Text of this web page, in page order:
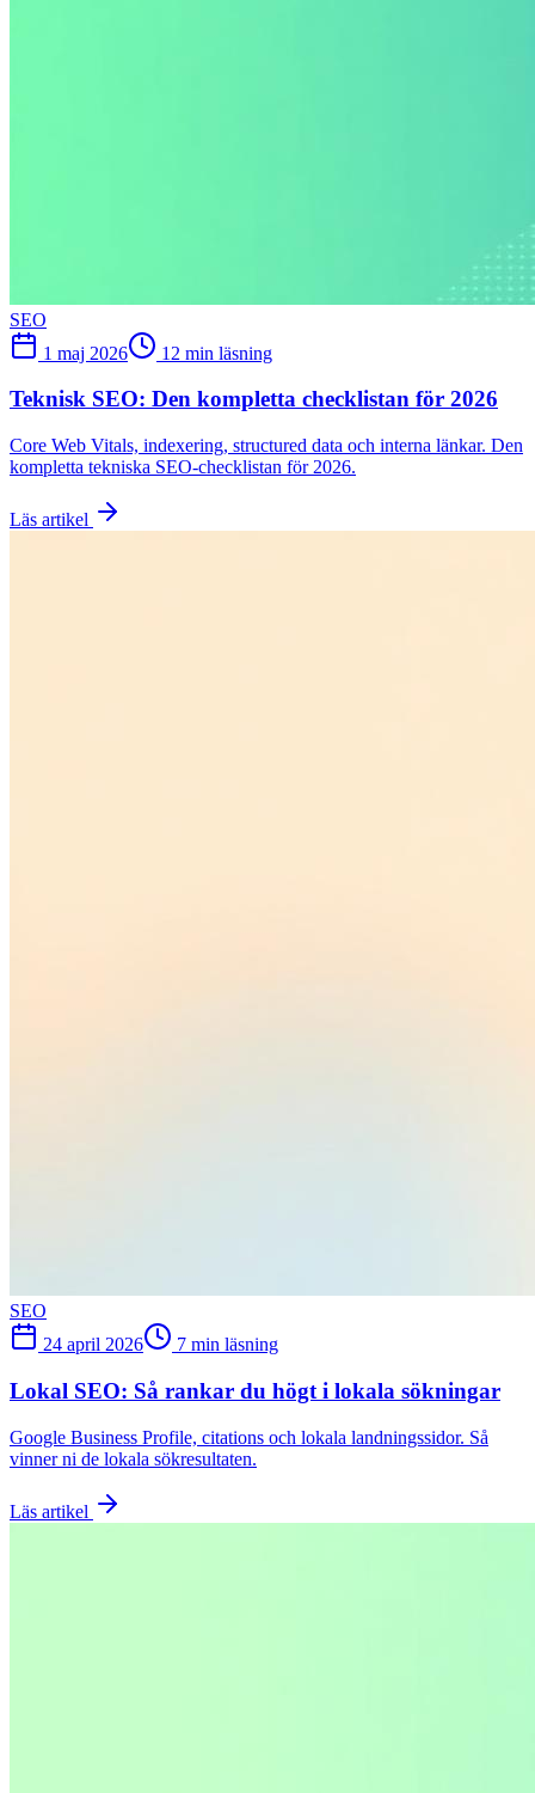
SEO
1 maj 2026
12 min läsning
Teknisk SEO: Den kompletta checklistan för 2026
Core Web Vitals, indexering, structured data och interna länkar. Den
kompletta tekniska SEO-checklistan för 2026.
Läs artikel
SEO
24 april 2026
7 min läsning
Lokal SEO: Så rankar du högt i lokala sökningar
Google Business Profile, citations och lokala landningssidor. Så
vinner ni de lokala sökresultaten.
Läs artikel